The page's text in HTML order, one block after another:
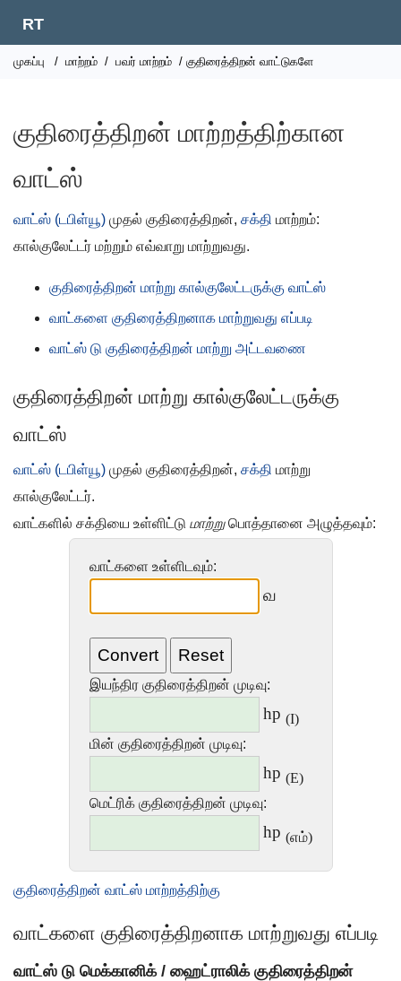
RT
முகப்பு / மாற்றம் / பவர் மாற்றம் / குதிரைத்திறன் வாட்டுகளே
குதிரைத்திறன் மாற்றத்திற்கான
வாட்ஸ்
வாட்ஸ் (டபிள்யூ) முதல் குதிரைத்திறன், சக்தி மாற்றம்:
கால்குலேட்டர் மற்றும் எவ்வாறு மாற்றுவது.
குதிரைத்திறன் மாற்று கால்குலேட்டருக்கு வாட்ஸ்
வாட்களை குதிரைத்திறனாக மாற்றுவது எப்படி
வாட்ஸ் டு குதிரைத்திறன் மாற்று அட்டவணை
குதிரைத்திறன் மாற்று கால்குலேட்டருக்கு
வாட்ஸ்
வாட்ஸ் (டபிள்யூ) முதல் குதிரைத்திறன், சக்தி மாற்று
கால்குலேட்டர்.
வாட்களில் சக்தியை உள்ளிட்டு மாற்றுபொத்தானை அழுத்தவும்:
வாட்களை உள்ளிடவும்:
வ
இயந்திர குதிரைத்திறன் முடிவு:
hp (I)
மின் குதிரைத்திறன் முடிவு:
hp (E)
மெட்ரிக் குதிரைத்திறன் முடிவு:
hp (எம்)
குதிரைத்திறன் வாட்ஸ் மாற்றத்திற்கு
வாட்களை குதிரைத்திறனாக மாற்றுவது எப்படி
வாட்ஸ் டு மெக்கானிக் / ஹைட்ராலிக் குதிரைத்திறன்